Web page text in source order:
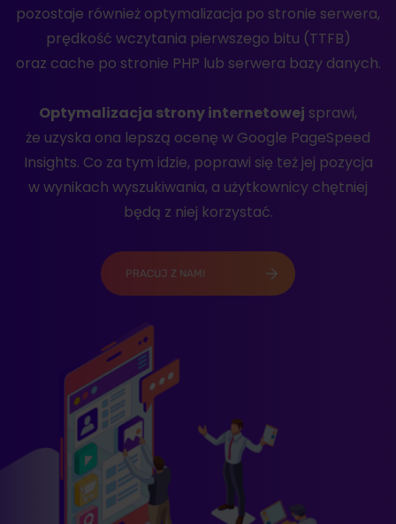
pozostaje również optymalizacja po stronie serwera,
prędkość wczytania pierwszego bitu (TTFB)
oraz cache po stronie PHP lub serwera bazy danych.
Optymalizacja strony internetowej sprawi,
że uzyska ona lepszą ocenę w Google PageSpeed
Insights. Co za tym idzie, poprawi się też jej pozycja
w wynikach wyszukiwania, a użytkownicy chętniej
będą z niej korzystać.
PRACUJ Z NAMI